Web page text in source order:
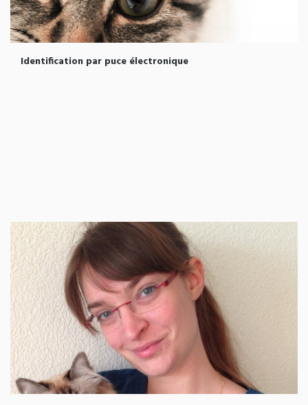
Identification par puce électronique